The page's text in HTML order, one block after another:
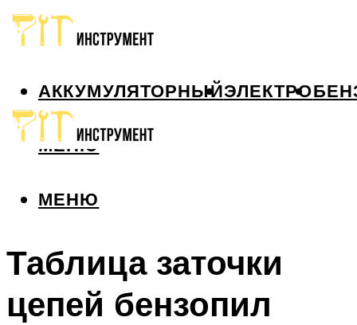
АККУМУЛЯТОРНЫЙЭЛЕКТРО
МЕНЮ
МЕНЮ
Таблица заточки
цепей бензопил